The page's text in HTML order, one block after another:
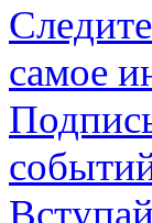
самое